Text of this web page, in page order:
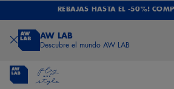
REBAJAS HASTA EL -50%!
AW LAB
Descubre el mundo AW LAB